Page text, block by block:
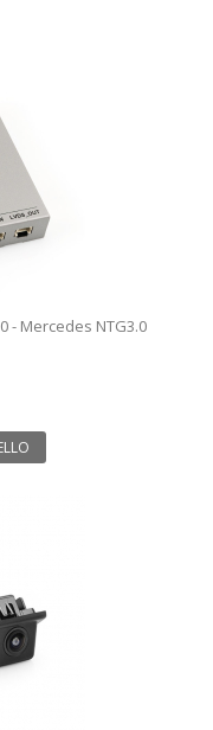
- Mercedes NTG3.0